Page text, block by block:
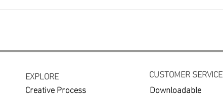
EXPLORE
Creative Process
CUSTOMER SERVICE
Downloadable